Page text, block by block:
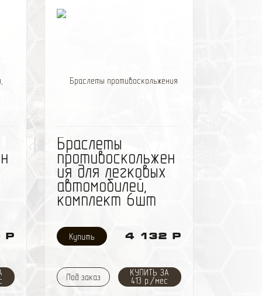
Р
Браслеты
противоскольжен
ия для легковых
автомобилей,
комплект 6шт
4 132 Р
Под заказ
КУПИТЬ ЗА
413 р./мес